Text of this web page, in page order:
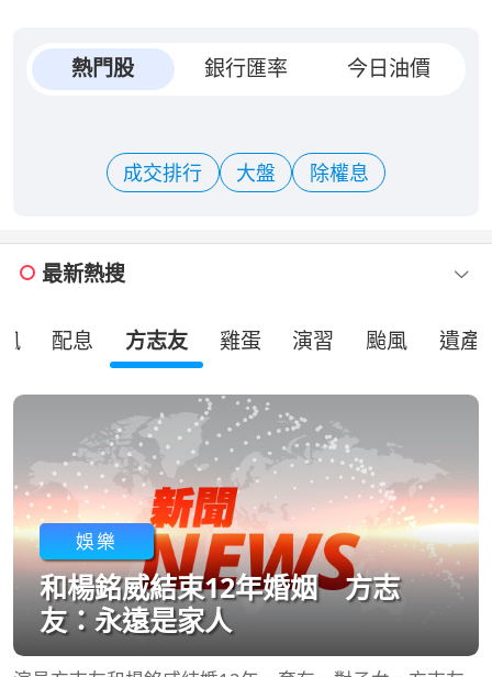
熱門股 銀行匯率 今日油價
成交排行 大盤 除權息
最新熱搜
配息 方志友 雞蛋 演習 颱風 遺產
娛樂
和楊銘威結束12年婚姻 方志
友：永遠是家人